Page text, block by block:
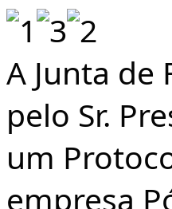
A Junta de
pelo Sr.
um
empresa